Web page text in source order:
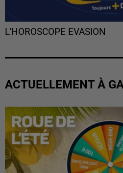
L'HOROSCOPE EVASION
ACTUELLEMENT À